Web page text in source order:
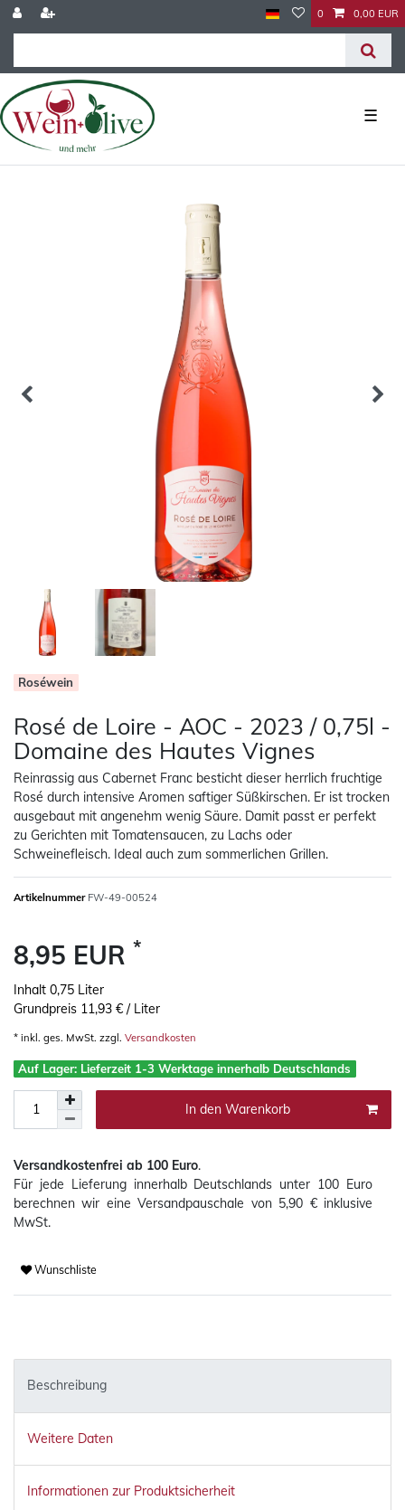
0 0,00 EUR
☰
Roséwein
Rosé de Loire - AOC - 2023 / 0,75l -
Domaine des Hautes Vignes
Reinrassig aus Cabernet Franc besticht dieser herrlich fruchtige
Rosé durch intensive Aromen saftiger Süßkirschen. Er ist trocken
ausgebaut mit angenehm wenig Säure. Damit passt er perfekt
zu Gerichten mit Tomatensaucen, zu Lachs oder
Schweinefleisch. Ideal auch zum sommerlichen Grillen.
Artikelnummer FW-49-00524
8,95 EUR *
Inhalt 0,75 Liter
Grundpreis 11,93 € / Liter
* inkl. ges. MwSt. zzgl. Versandkosten
Auf Lager: Lieferzeit 1-3 Werktage innerhalb Deutschlands
In den Warenkorb
Versandkostenfrei ab 100 Euro.
Für jede Lieferung innerhalb Deutschlands unter 100 Euro
berechnen wir eine Versandpauschale von 5,90 € inklusive
MwSt.
Wunschliste
Beschreibung
Weitere Daten
Informationen zur Produktsicherheit